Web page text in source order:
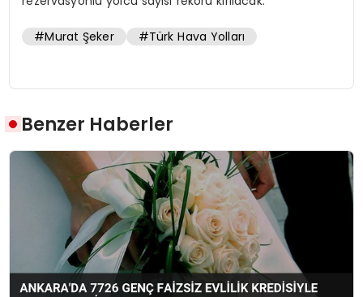
#Murat Şeker #Türk Hava Yolları
Benzer Haberler